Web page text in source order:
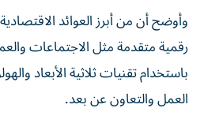
وأوضح أن من أبرز العوائد
رقمية متقدمة مثل الاجتماعات
باستخدام تقنيات ثلاثية الأبعاد
العمل والتعاون عن بعد.